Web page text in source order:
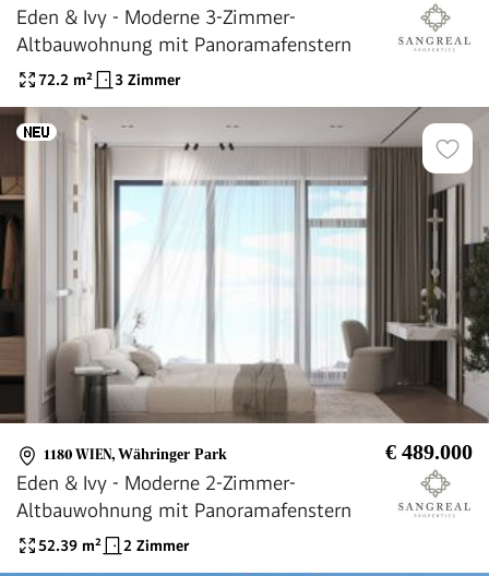
Eden & Ivy - Moderne 3-Zimmer-
Altbauwohnung mit Panoramafenstern
72.2 m² 3 Zimmer
1180 WIEN, Währinger Park € 489.000
Eden & Ivy - Moderne 2-Zimmer-
Altbauwohnung mit Panoramafenstern
52.39 m² 2 Zimmer